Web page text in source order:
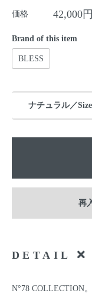
価格 42,000
Brand of this item
BLESS
ナチュラル／
再
DETAIL
N°78 COLLECTION。